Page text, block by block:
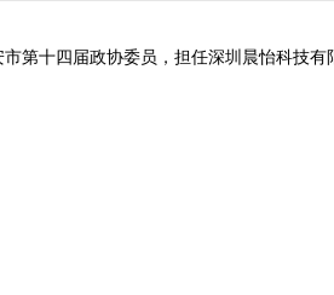
市第十四届政协委员，担任深圳晨怡科技